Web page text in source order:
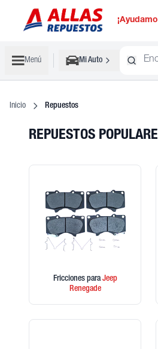
Menú Mi Auto
Inicio Repuestos
REPUESTOS
Fricciones paraJeep
Renegade